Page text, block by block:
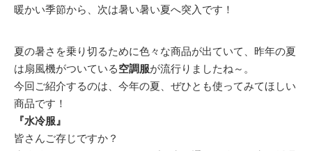
暖かい季節から、次は暑い暑い夏へ突入です！
夏の暑さを乗り切るために色々な商品が出ていて、昨年の夏
は扇風機がついている空調服が流行りましたね～。
今回ご紹介するのは、今年の夏、ぜひとも使ってみてほしい
商品です！
『水冷服』
皆さんご存じですか？